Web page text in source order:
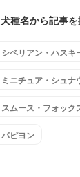
犬種名から記事
シベリアン・ハスキ
ミニチュア・シュナ
スムース・フォック
パピヨン